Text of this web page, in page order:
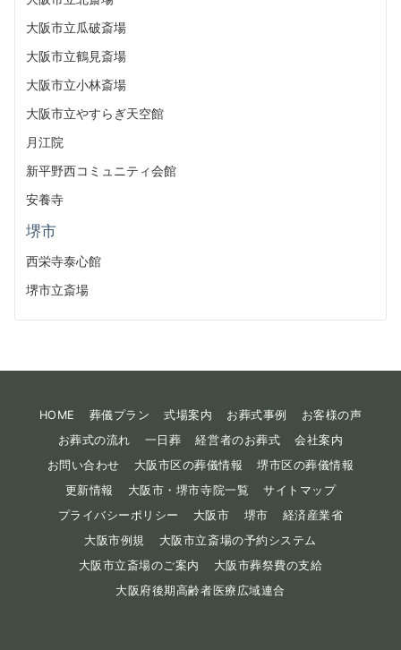
大阪市立瓜破斎場
大阪市立鶴見斎場
大阪市立小林斎場
大阪市立やすらぎ天空館
月江院
新平野西コミュニティ会館
安養寺
堺市
西栄寺泰心館
堺市立斎場
HOME 葬儀プラン 式場案内 お葬式事例
お客様の声
お葬式の流れ
一日葬 経営者のお葬式
会社案内
お問い合わせ
大阪市区の葬儀情報
堺市区の葬儀情報
更新情報
大阪市・堺市寺院一覧
サイトマップ
プライバシーポリシー
大阪市 堺市
経済産業省
大阪市例規
大阪市立斎場の予約システム
大阪市立斎場のご案内
大阪市葬祭費の支給
大阪府後期高齢者医療広域連合